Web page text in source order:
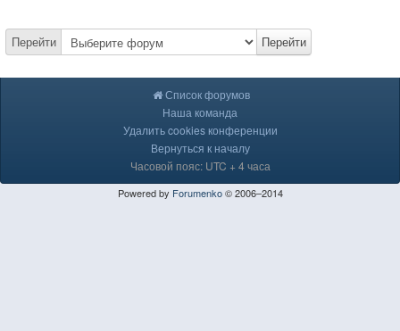
Перейти Перейти
Список форумов
Наша команда
Удалить cookies конференции
Вернуться к началу
Часовой пояс: UTC + 4 часа
Powered by Forumenko© 2006–2014